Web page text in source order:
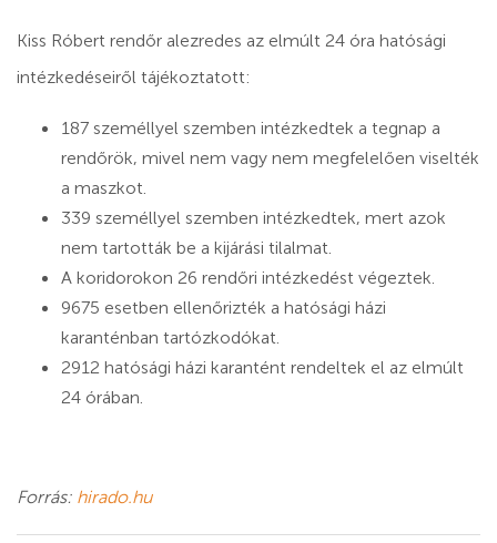
Kiss Róbert rendőr alezredes az elmúlt 24 óra hatósági
intézkedéseiről tájékoztatott:
187 személlyel szemben intézkedtek a tegnap a
rendőrök, mivel nem vagy nem megfelelően viselték
a maszkot.
339 személlyel szemben intézkedtek, mert azok
nem tartották be a kijárási tilalmat.
A koridorokon 26 rendőri intézkedést végeztek.
9675 esetben ellenőrizték a hatósági házi
karanténban tartózkodókat.
2912 hatósági házi karantént rendeltek el az elmúlt
24 órában.
Forrás: hirado.hu